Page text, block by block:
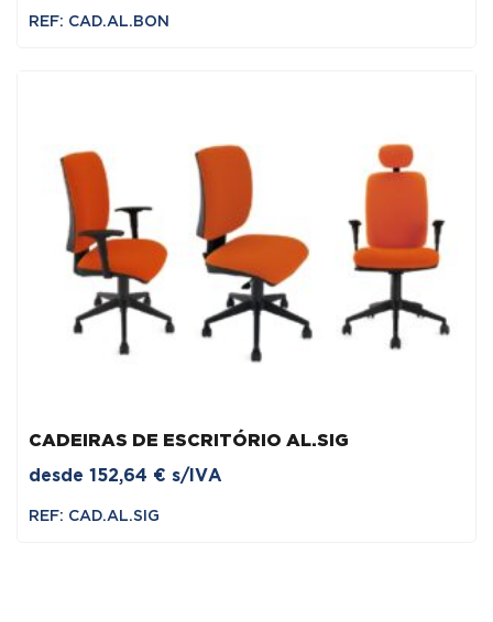
REF: CAD.AL.BON
CADEIRAS DE ESCRITÓRIO AL.SIG
desde 152,64 € s/IVA
REF: CAD.AL.SIG